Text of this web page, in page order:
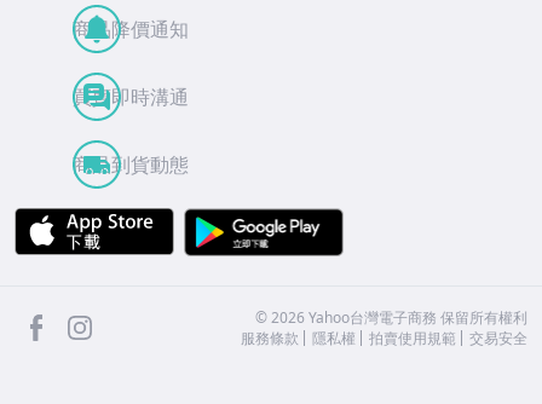
商品降價通知
買賣即時溝通
商品到貨動態
APP Store
facebook ©2026 Yahoo台灣電子商務 保留所有權利
服務條款
隱私權 拍賣使用規範 交易安全